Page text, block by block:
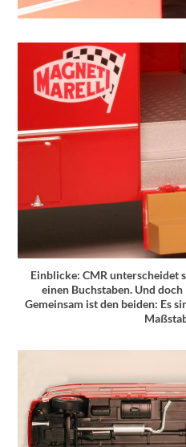
Einblicke: CMR unterscheidet
einen Buchstaben. Und
Gemeinsam ist den beiden: Es